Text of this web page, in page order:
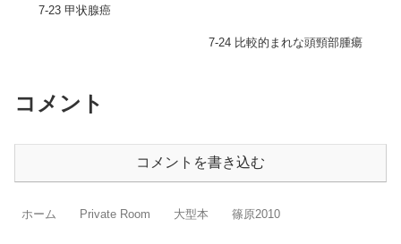
7-23 甲状腺癌
7-24 比較的まれな頭頸部腫瘍
コメント
コメントを書き込む
ホーム Private Room 大型本 篠原2010